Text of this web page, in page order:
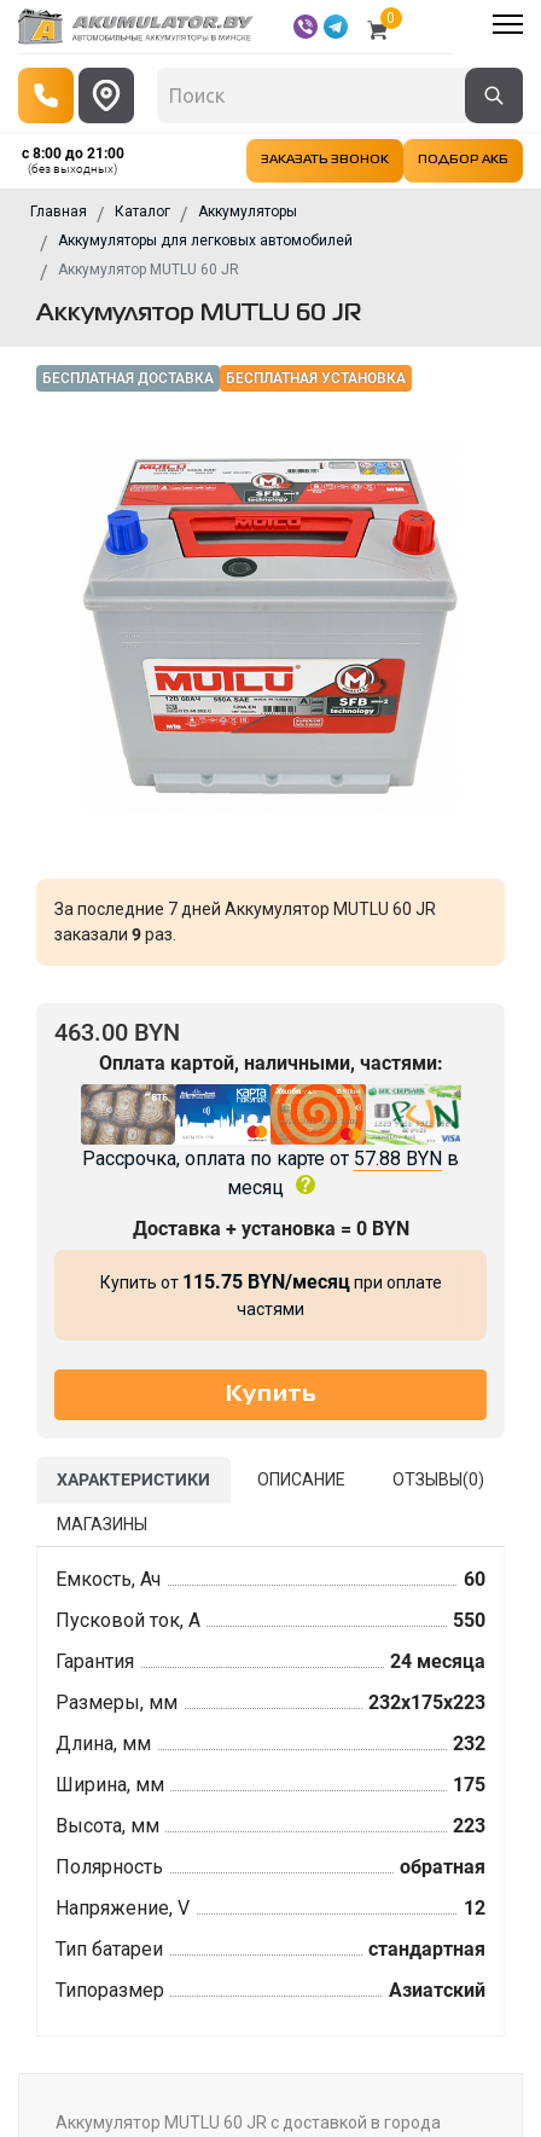
0
с 8:00 до 21:00
(без выходных)
ЗАКАЗАТЬ ЗВОНОК ПОДБОР АКБ
Главная Каталог
Аккумуляторы
Аккумуляторы для легковых автомобилей
Аккумулятор MUTLU 60 JR
Аккумулятор MUTLU 60 JR
БЕСПЛАТНАЯ ДОСТАВКА БЕСПЛАТНАЯ УСТАНОВКА
За последние 7 дней Аккумулятор MUTLU 60 JR
заказали 9раз.
463.00 BYN
Оплата картой, наличными, частями:
Рассрочка, оплата по карте от 57.88 BYN в
месяц
Доставка + установка = 0 BYN
Купить от 115.75 BYN/месяцпри оплате
частями
ХАРАКТЕРИСТИКИ ОПИСАНИЕ ОТЗЫВЫ(0)
МАГАЗИНЫ
Емкость, Ач
60
Пусковой ток, А
550
Гарантия
24 месяца
Размеры, мм
232x175x223
Длина, мм
232
Ширина, мм
175
Высота, мм
223
Полярность
обратная
Напряжение, V
12
Тип батареи
стандартная
Типоразмер
Азиатский
Аккумулятор MUTLU 60 JR с доставкой в города